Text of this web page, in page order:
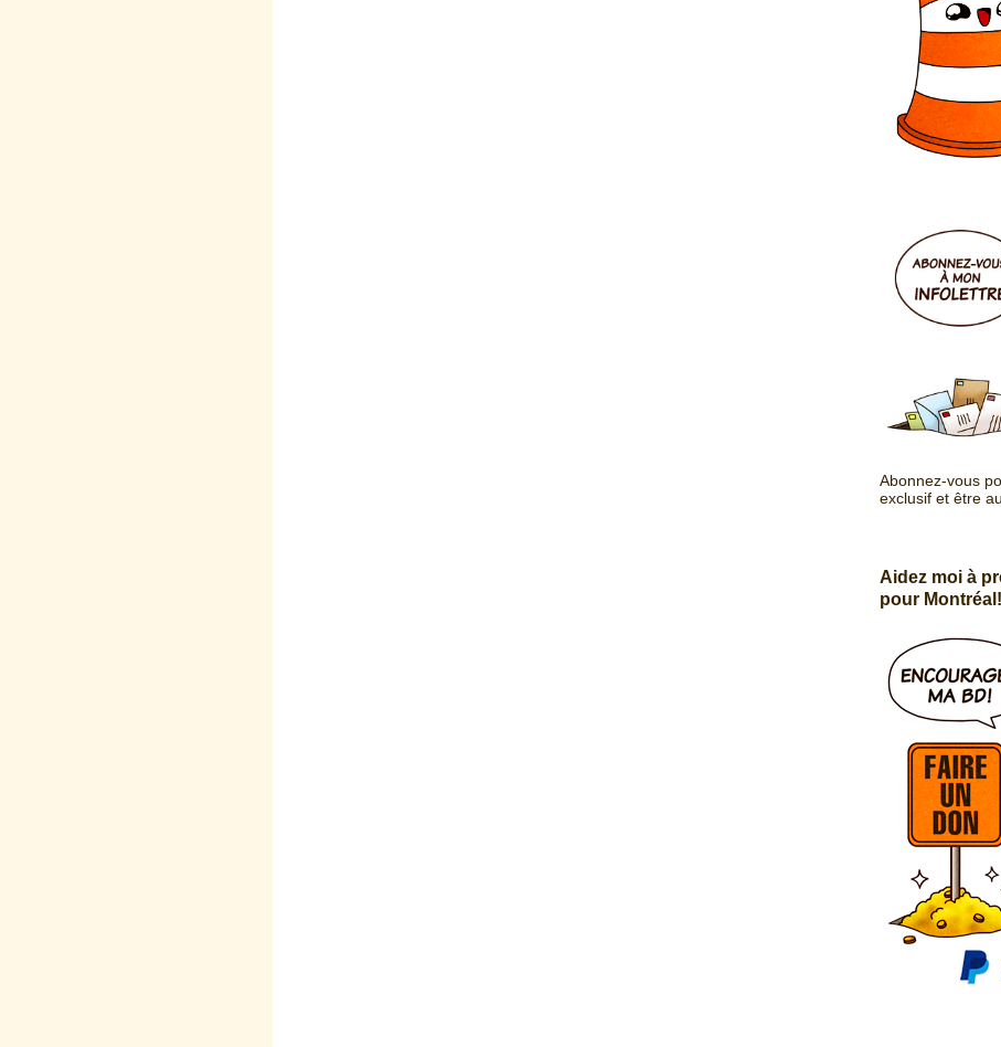
Abonnez-vous
exclusif et être
Aidez moi à
pour Montréal!